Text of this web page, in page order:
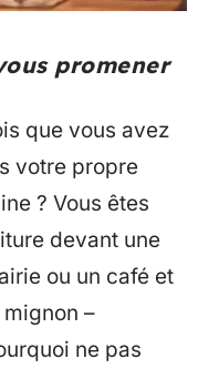
promener
que vous avez
votre propre
? Vous êtes
devant une
ou un café et
mignon –
ne pas